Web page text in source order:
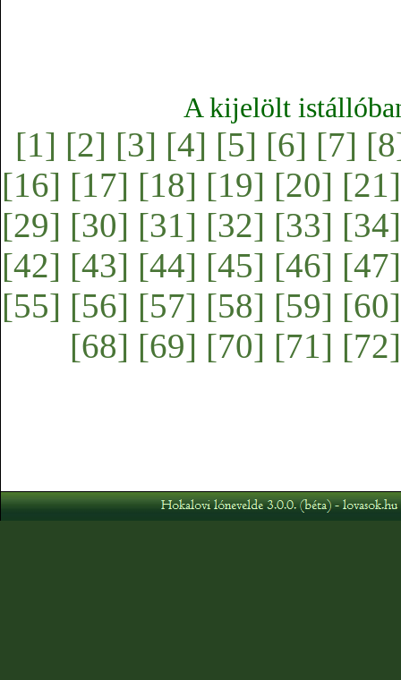
A kijelölt
[1] [2] [3] [4] [5] [6] [7]
[16] [17] [18] [19] [20] [21]
[29] [30] [31] [32] [33] [34]
[42] [43] [44] [45] [46] [47]
[55] [56] [57] [58] [59] [60]
[68] [69] [70] [71] [72]